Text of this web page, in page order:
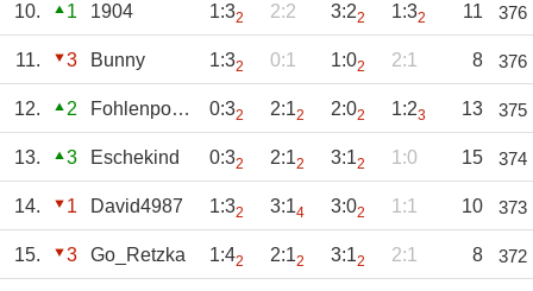
10. 1 1904 1:32 2:2 3:22 1:32 11 376
11. 3 Bunny 1:32 0:1 1:02 2:1 8 376
12. 2 Fohlenpower 0:32 2:12 2:02 1:23 13 375
13. 3 Eschekind 0:32 2:12 3:12 1:0 15 374
14. 1 David4987 1:32 3:14 3:02 1:1 10 373
15. 3 Go_Retzka 1:42 2:12 3:12 2:1 8 372